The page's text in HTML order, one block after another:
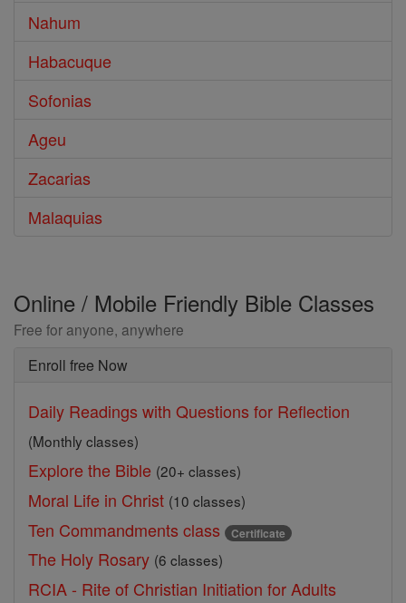
Nahum
Habacuque
Sofonias
Ageu
Zacarias
Malaquias
Online / Mobile Friendly Bible Classes
Free for anyone, anywhere
Enroll free Now
Daily Readings with Questions for Reflection
(Monthly classes)
Explore the Bible (20+ classes)
Moral Life in Christ (10 classes)
Ten Commandments class Certificate
The Holy Rosary (6 classes)
RCIA - Rite of Christian Initiation for Adults